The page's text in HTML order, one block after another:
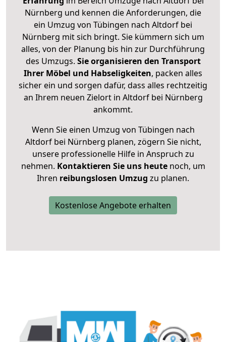
Nürnberg und kennen die Anforderungen, die
ein Umzug von Tübingen nach Altdorf bei
Nürnberg mit sich bringt. Sie kümmern sich um
alles, von der Planung bis hin zur Durchführung
des Umzugs. Sie organisieren den Transport
Ihrer Möbel und Habseligkeiten, packen alles
sicher ein und sorgen dafür, dass alles rechtzeitig
an Ihrem neuen Zielort in Altdorf bei Nürnberg
ankommt.
Wenn Sie einen Umzug von Tübingen nach
Altdorf bei Nürnberg planen, zögern Sie nicht,
unsere professionelle Hilfe in Anspruch zu
nehmen. Kontaktieren Sie uns heutenoch, um
Ihren reibungslosen Umzug zu planen.
Kostenlose Angebote erhalten